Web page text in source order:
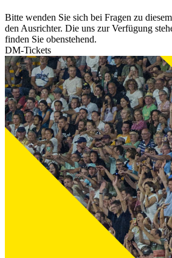
Bitte wenden Sie sich bei Fragen zu
den Ausrichter. Die uns zur Verfügung
finden Sie obenstehend.
DM-Tickets